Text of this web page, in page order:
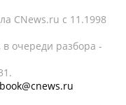
CNews.ru c 11.1998
очереди разбора -
book@cnews.ru